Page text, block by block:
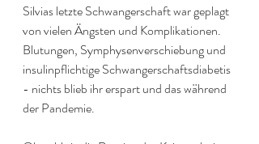
Silvias letzte Schwangerschaft war geplagt
von vielen Ängsten und Komplikationen.
Blutungen, Symphysenverschiebung und
insulinpflichtige Schwangerschaftsdiabetis
- nichts blieb ihr erspart und das während
der Pandemie.